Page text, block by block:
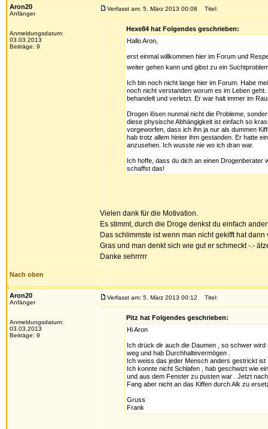
Aron20
Anfänger
Anmeldungsdatum:
03.03.2013
Beiträge: 9
Verfasst am: 5. März 2013 00:08 Titel:
Hexe84 hat Folgendes geschrieben:
Hallo Aron,
erst einmal willkommen hier im Forum und
weiter gehen kann und gibst zu ein
Ich bin noch nicht lange hier im Forum. Habe
noch nicht verstanden worum es im Leben
behandelt und verletzt. Er war halt immer im
Drogen lösen nunmal nicht die Probleme,
diese physische Abhängigkeit ist einfach so
vorgeworfen, dass ich ihn ja nur als dummen
hab trotz allem hinter ihm gestanden. Er hatte
anzusehen. Ich wusste nie wo ich dran war.
Ich hoffe, dass du dich an einen Drogenberater
schaffst das!
Vielen dank für die Motivation.
Es stimmt, durch die Droge denkst du einfach
Das schlimmste ist wenn man nicht gekifft hat
Gras und man denkt sich wie gut er schmeckt -.-
Danke sehrrrrr
Nach oben
Aron20
Anfänger
Anmeldungsdatum:
03.03.2013
Beiträge: 9
Verfasst am: 5. März 2013 00:12 Titel:
Pitz hat Folgendes geschrieben:
Hi Aron
Ich drück dir auch die Daumen , so schwer
weg und hab Durchhaltevermögen .
Ich weiss das jeder Mensch anders gestrickt
Ich konnte nicht Schlafen , hab geschwizt wie
und aus dem Fenster zu pusten war . Jetzt
Fang aber nicht an das Kiffen durch Alk zu
Gruss
Frank